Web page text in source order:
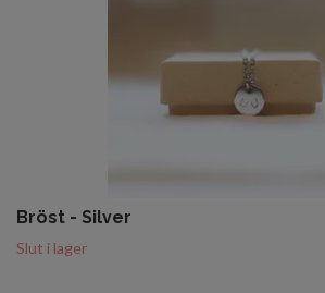
Bröst - Silver
Slut i lager